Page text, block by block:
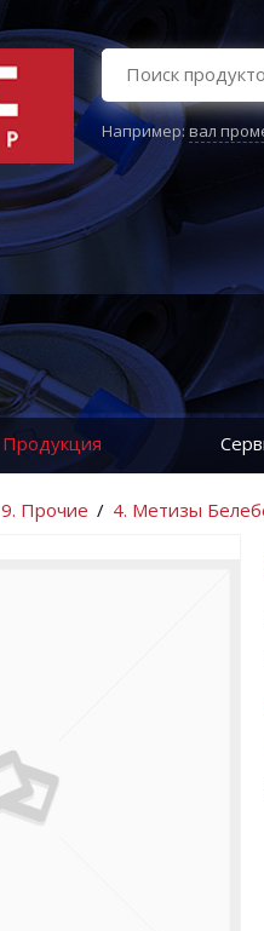
Например:вал
Продукция
9. Прочие / 4. Метизы